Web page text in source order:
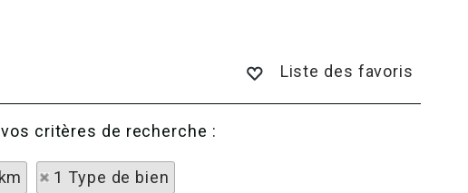
Liste des favoris
critères de recherche :
1 Type de bien